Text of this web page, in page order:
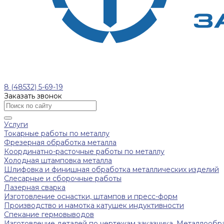
8 (48532) 5-69-19
Заказать звонок
Услуги
Токарные работы по металлу
Фрезерная обработка металла
Координатно-расточные работы по металлу
Холодная штамповка металла
Шлифовка и финишная обработка металлических изделий
Слесарные и сборочные работы
Лазерная сварка
Изготовление оснастки, штампов и пресс-форм
Производство и намотка катушек индуктивности
Спекание гермовыводов